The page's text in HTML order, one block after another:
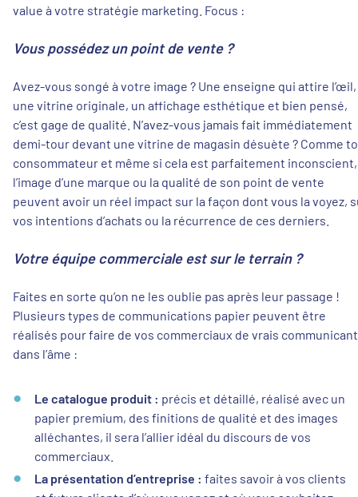
value à votre stratégie marketing. Focus :
Vous possédez un point de vente ?
Avez-vous songé à votre image ? Une enseigne qui attire l’œil,
une vitrine originale, un affichage esthétique et bien pensé,
c’est gage de qualité. N’avez-vous jamais fait immédiatement
demi-tour devant une vitrine de magasin désuète ? Comme
consommateur et même si cela est parfaitement inconscient,
l’image d’une marque ou la qualité de son point de vente
peuvent avoir un réel impact sur la façon dont vous la voyez,
vos intentions d’achats ou la récurrence de ces derniers.
Votre équipe commerciale est sur le terrain ?
Faites en sorte qu’on ne les oublie pas après leur passage !
Plusieurs types de communications papier peuvent être
réalisés pour faire de vos commerciaux de vrais
dans l’âme :
Le catalogue produit : précis et détaillé, réalisé avec un
papier premium, des finitions de qualité et des images
alléchantes, il sera l’allier idéal du discours de vos
commerciaux.
La présentation d’entreprise : faites savoir à vos clients